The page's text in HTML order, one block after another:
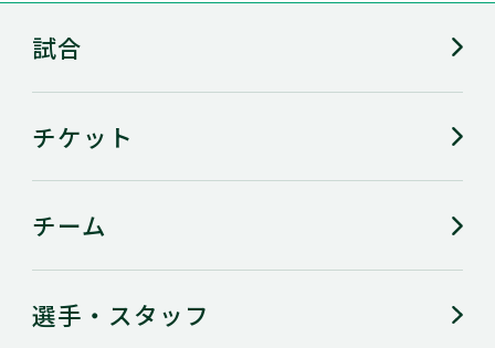
自分にとって
バレーボール
しい言葉
広島のよいと
人情がある
試合
チケット
チーム
選手・スタッフ